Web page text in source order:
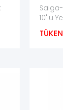
saklanmalıdır.
Saiga-
10'lu